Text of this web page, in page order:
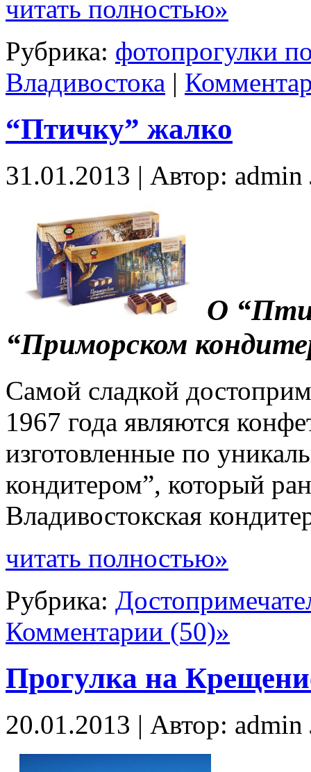
читать полностью»
Рубрика: фотопрогулки
Владивостока |
“Птичку” жалко
31.01.2013 | Автор:
О
“Приморском
Самой сладкой
1967 года являются
изготовленные по
кондитером”, который
Владивостокская
читать полностью»
Рубрика:
Комментарии (50)»
Прогулка на
20.01.2013 | Автор: